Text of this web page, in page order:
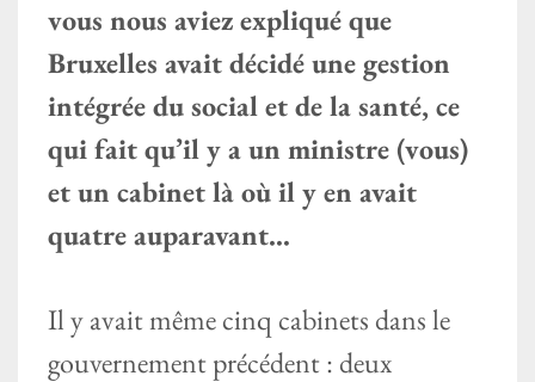
vous nous aviez expliqué que
Bruxelles avait décidé une gestion
intégrée du social et de la santé, ce
qui fait qu’il y a un ministre (vous)
et un cabinet là où il y en avait
quatre auparavant…
Il y avait même cinq cabinets dans le
gouvernement précédent : deux